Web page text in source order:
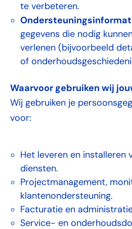
te verbeteren.
gegevens die nodig
verlenen (bijvoorbeeld
of
Waarvoor gebruiken wij
Wij gebruiken je
voor:
Het leveren en installeren
diensten.
Projectmanagement,
klantenondersteuning.
Facturatie en
Service- en